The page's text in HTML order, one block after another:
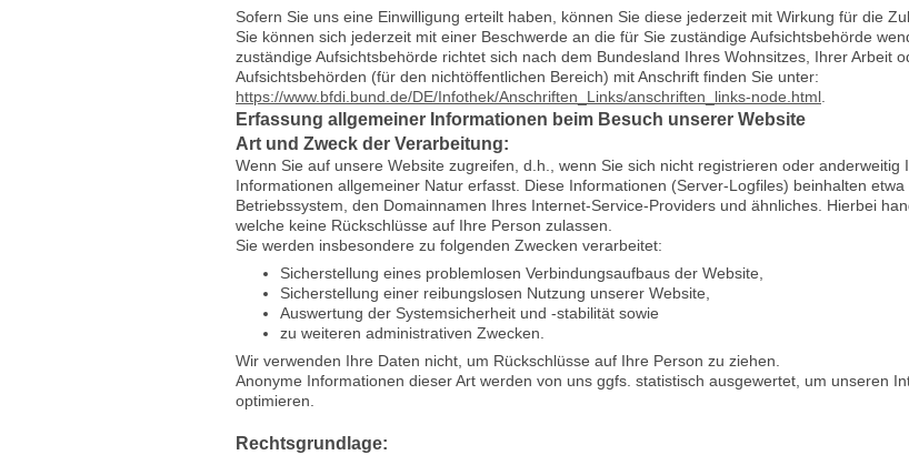
Sofern Sie uns eine Einwilligung erteilt haben, können Sie diese jederzeit mit Wirkung für die
Sie können sich jederzeit mit einer Beschwerde an die für Sie zuständige Aufsichtsbehörde
zuständige Aufsichtsbehörde richtet sich nach dem Bundesland Ihres Wohnsitzes, Ihrer Arbeit
Aufsichtsbehörden (für den nichtöffentlichen Bereich) mit Anschrift finden Sie unter:
https://www.bfdi.bund.de/DE/Infothek/Anschriften_Links/anschriften_links-node.html
Erfassung allgemeiner Informationen beim Besuch unserer Website
Art und Zweck der Verarbeitung:
Wenn Sie auf unsere Website zugreifen, d.h., wenn Sie sich nicht registrieren oder
Informationen allgemeiner Natur erfasst. Diese Informationen (Server-Logfiles) beinhalten
Betriebssystem, den Domainnamen Ihres Internet-Service-Providers und ähnliches. Hierbei
welche keine Rückschlüsse auf Ihre Person zulassen.
Sie werden insbesondere zu folgenden Zwecken verarbeitet:
Sicherstellung eines problemlosen Verbindungsaufbaus der Website,
Sicherstellung einer reibungslosen Nutzung unserer Website,
Auswertung der Systemsicherheit und -stabilität sowie
zu weiteren administrativen Zwecken.
Wir verwenden Ihre Daten nicht, um Rückschlüsse auf Ihre Person zu ziehen.
Anonyme Informationen dieser Art werden von uns ggfs. statistisch ausgewertet, um unseren
optimieren.
Rechtsgrundlage: